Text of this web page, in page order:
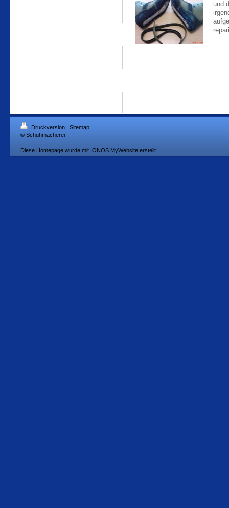
und
Druckversion | Sitemap
© Schuhmacherei
Diese Homepage wurde mit IONOS MyWebsite erstellt.